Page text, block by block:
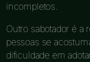
incompletos.
Outro sabotador é a
pessoas se
dificuldade em